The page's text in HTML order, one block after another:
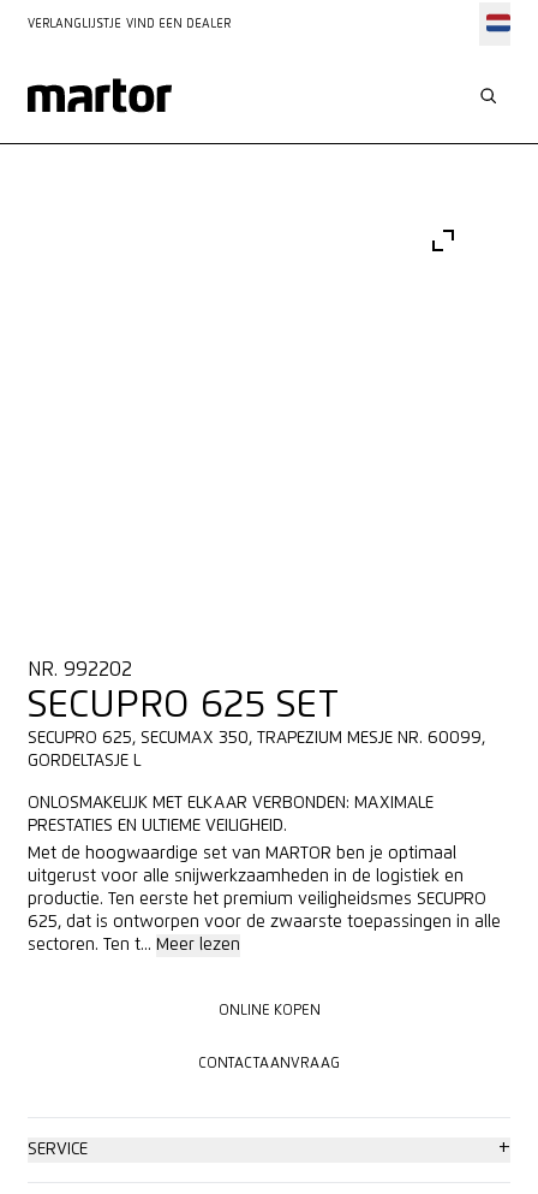
VERLANGLIJSTJE VIND EEN DEALER
NR. 992202
SECUPRO 625 SET
SECUPRO 625, SECUMAX 350, TRAPEZIUM MESJE NR. 60099,
GORDELTASJE L
ONLOSMAKELIJK MET ELKAAR VERBONDEN: MAXIMALE
PRESTATIES EN ULTIEME VEILIGHEID.
Met de hoogwaardige set van MARTOR ben je optimaal
uitgerust voor alle snijwerkzaamheden in de logistiek en
productie. Ten eerste het premium veiligheidsmes SECUPRO
625, dat is ontworpen voor de zwaarste toepassingen in alle
sectoren. Ten t... Meer lezen
ONLINE KOPEN
CONTACTAANVRAAG
SERVICE +